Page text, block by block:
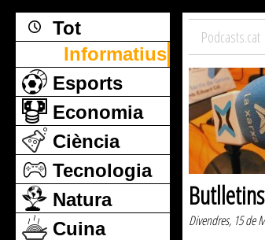
Tot
Informatius
Esports
Economia
Ciència
Tecnologia
Natura
Cuina
Podcasts.cat
Divendres, 15 de